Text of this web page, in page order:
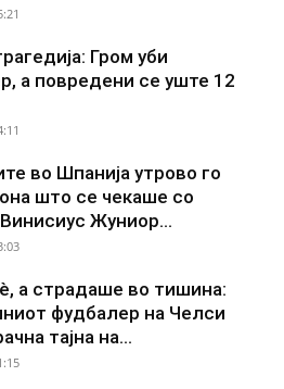
Гром уби
а повредени се уште 12
во Шпанија утрово го
она што се чекаше со
Жуниор...
а страдаше во тишина:
фудбалер на Челси
тајна на...